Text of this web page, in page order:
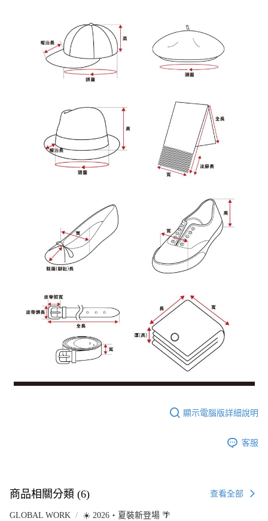
顯示電腦版詳細說明
客服
商品相關分類 (6) 查看全部
GLOBAL WORK ☀️ 2026・夏裝新登場 🌴